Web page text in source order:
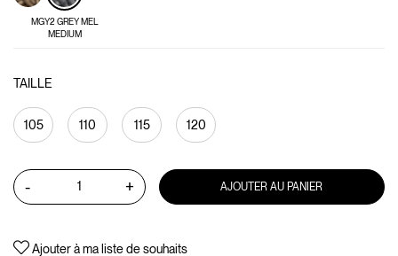
MGY2 GREY MEL
MEDIUM
TAILLE
105 110 115 120
- + AJOUTER AU PANIER
Ajouter à ma liste de souhaits